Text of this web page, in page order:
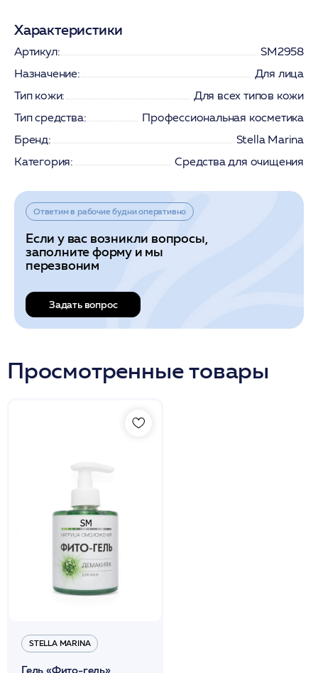
Характеристики
Артикул:
SM2958
Назначение:
Для лица
Тип кожи:
Для всех типов кожи
Тип средства:
Профессиональная косметика
Бренд:
Stella Marina
Категория:
Средства для очищения
Ответим в рабочие будни оперативно
Если у вас возникли вопросы,
заполните форму и мы
перезвоним
Задать вопрос
Просмотренные товары
STELLA MARINA
Гель «Фито-гель»